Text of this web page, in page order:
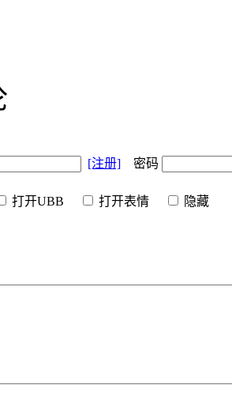
[注册] 密码
打开UBB 打开表情 隐